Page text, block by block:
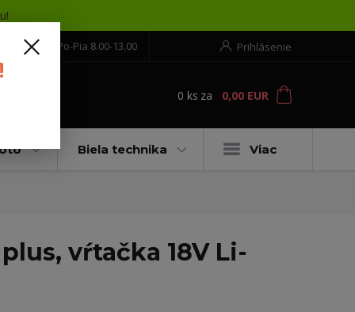
Prihlásenie
304 860 Po-Pia 8.00-13.00
0 ks za 0,00 EUR
Biela technika Viac
vŕtačka 18V Li-